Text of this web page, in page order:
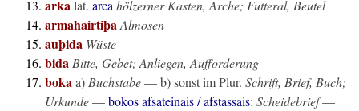
arkalat. arca hölzerner Kasten, Arche; Futteral, Beutel
armahairtiþaAlmosen
auþida Wüste
bida Bitte, Gebet; Anliegen, Aufforderung
bokaa) Buchstabe— b) sonst im Plur. Schrift, Brief, Buch;
Urkunde—bokos afsateinais / afstassais: Scheidebrief—